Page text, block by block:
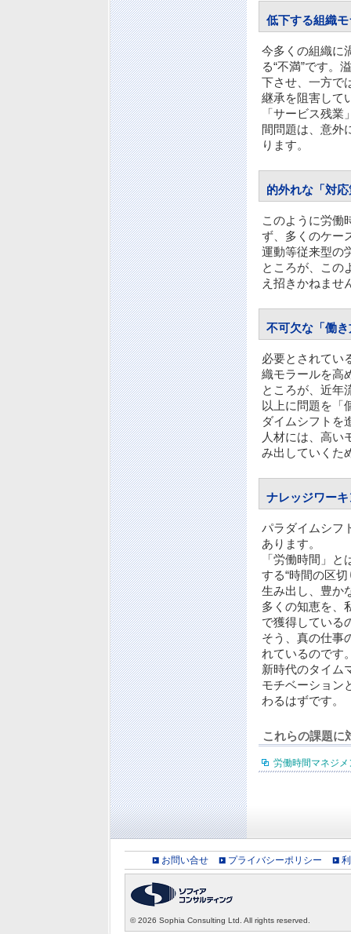
低下する組織
今多くの組織に
る“不満”です。
下させ、一方で
継承を阻害して
「サービス残
間問題は、意外
ります。
的外れな「対
このように労働
ず、多くのケー
運動等従来型の
ところが、この
え招きかねませ
不可欠な「働
必要とされてい
織モラールを高
ところが、近年
以上に問題を「
ダイムシフトを
人材には、高い
み出していくた
ナレッジワー
パラダイムシフ
あります。
「労働時間」
する“時間の区
生み出し、豊か
多くの知恵を、
で獲得している
そう、真の仕事
れているのです
新時代のタイム
モチベーション
わるはずです。
これらの課題に
労働時間マネジ
お問い合せ プライバシーポリシー
©2026 Sophia Consulting Ltd. All rights reserved.